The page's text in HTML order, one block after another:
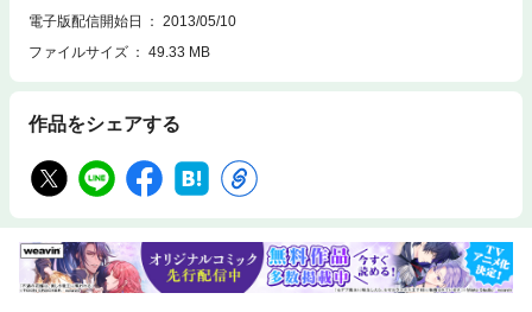
電子版配信開始日
2013/05/10
ファイルサイズ
49.33 MB
作品をシェアする